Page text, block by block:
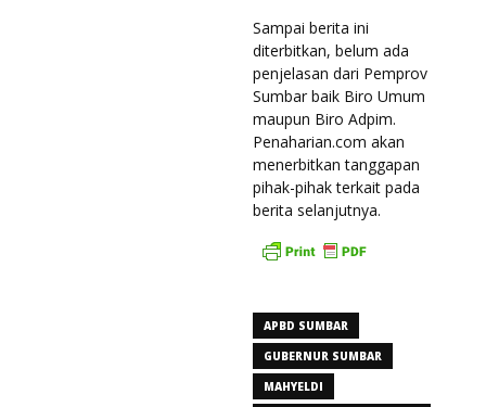
Sampai berita ini
diterbitkan, belum ada
penjelasan dari Pemprov
Sumbar baik Biro Umum
maupun Biro Adpim.
Penaharian.com akan
menerbitkan tanggapan
pihak-pihak terkait pada
berita selanjutnya.
APBD SUMBAR
GUBERNUR SUMBAR
MAHYELDI